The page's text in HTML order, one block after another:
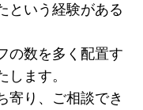
という経験がある
の数を多く配置す
ます。
寄り、ご相談でき